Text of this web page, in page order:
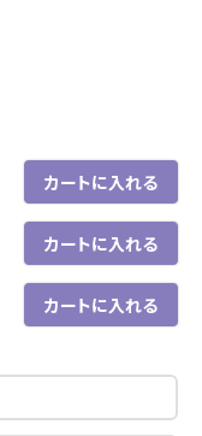
カートに入れる
カートに入れる
カートに入れる